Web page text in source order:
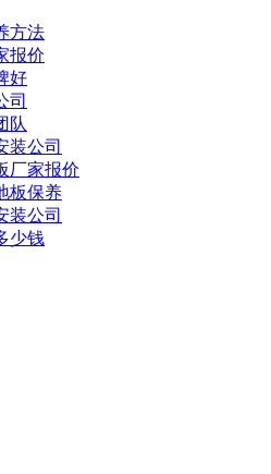
方法
报价
好
司
队
装公司
厂家报价
板保养
装公司
少钱